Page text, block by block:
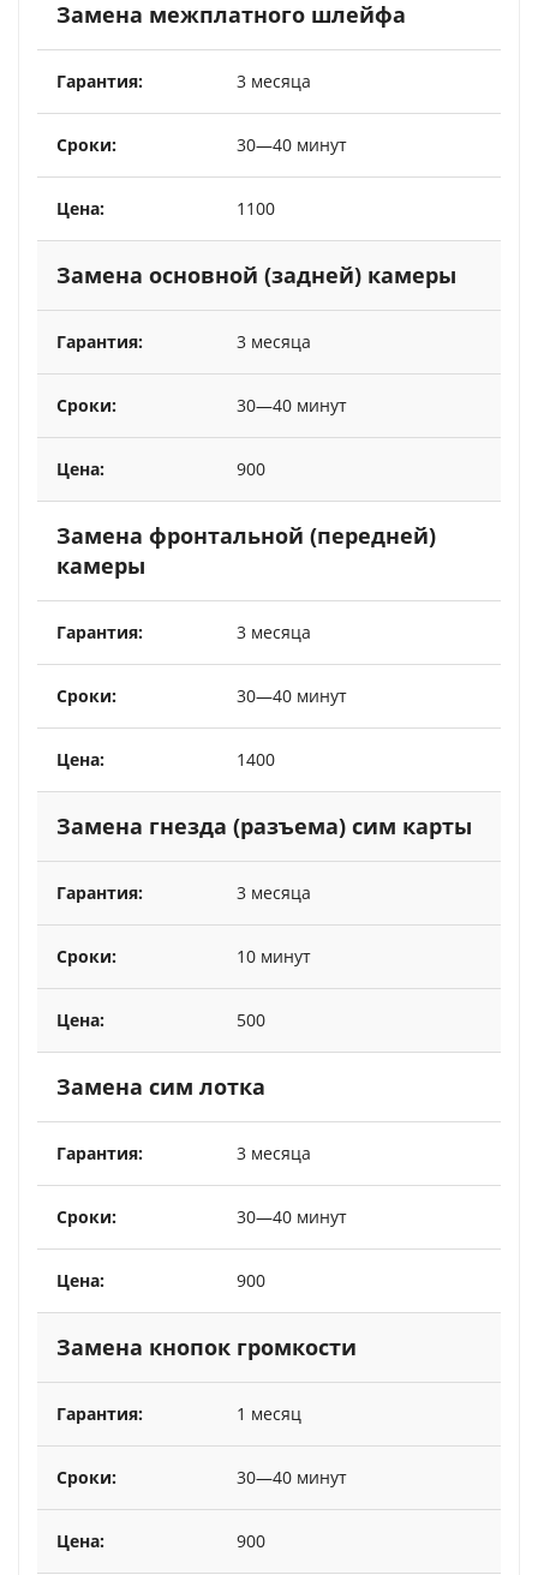
Замена межплатного шлейфа
3 месяца
30—40 минут
1100
Замена основной (задней) камеры
3 месяца
30—40 минут
900
Замена фронтальной (передней)
камеры
3 месяца
30—40 минут
1400
Замена гнезда (разъема) сим карты
3 месяца
10 минут
500
Замена сим лотка
3 месяца
30—40 минут
900
Замена кнопок громкости
1 месяц
30—40 минут
900